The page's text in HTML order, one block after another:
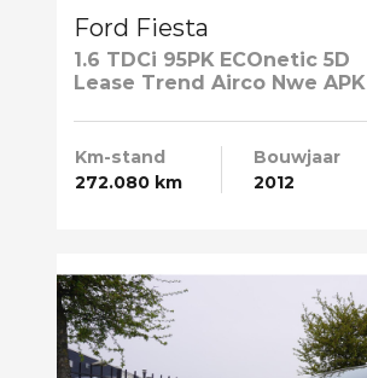
Ford Fiesta
1.6 TDCi 95PK ECOnetic 5D
Lease Trend Airco Nwe APK
Km-stand
272.080 km
Bouwjaar
2012